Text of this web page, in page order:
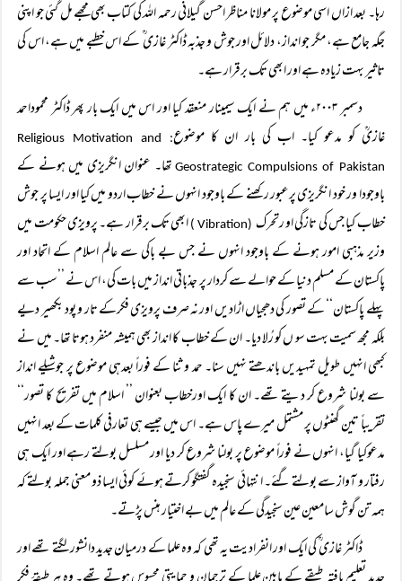
رہا۔ بعد ازاں اسی موضوع پر مولانا مناظر احسن گیلانی رحمہ اللہ کی کتاب بھی مجھے مل گئی جو اپنی
جگہ جامع ہے، مگر جو انداز، دلائل اور جوش و جذبہ ڈاکٹر غازی ؒ کے اس خطبے میں ہے، اس کی
تاثیر بہت زیادہ ہے اور ابھی تک برقرار ہے۔
دسمبر ۲۰۰۳ء میں ہم نے ایک سیمینار منعقد کیا اور اس میں ایک بار پھر ڈاکٹر محموداحمد
غازیؒ کو مدعو کیا۔ اب کی بار ان کا موضوع
: Religious Motivation and
Geostrategic Compulsions of Pakistanتھا۔ عنوان انگریزی میں ہونے کے
باوجودا ور خود انگریزی پرعبور رکھنے کے باوجود انہوں نے خطاب اردو میں کیا اور ایسا پر جوش
خطاب کیا جس کی تازگی او رتحرک (Vibration )
ابھی تک برقرار ہے۔ پرویزی حکومت میں
وزیر مذہبی امور ہونے کے باوجود انہوں نے جس بے باکی سے عالم اسلام کے اتحاد اور
پاکستان کے مسلم دنیا کے حوالے سے کردار پر جذباتی انداز میں بات کی، اس نے ’’سب سے
پہلے پاکستان‘‘ کے تصور کی دھجیاں اڑادیں اور نہ صرف پرویزی فکرکے تار و پود بکھیر دیے
بلکہ مجھ سمیت بہت سو ں کو رُلا دیا۔ ان کے خطاب کا انداز بھی ہمیشہ منفرد ہوتا تھا۔ میں نے
کبھی انہیں طویل تمہیدیں باندھتے نہیں سنا۔ حمد و ثنا کے فوراً بعدہی موضوع پر جوشیلے انداز
سے بولنا شروع کر دیتے تھے۔ ان کا ایک اورخطاب بعنوان ’’ اسلام میں تفریح کا تصور‘‘
تقریباً تین گھنٹوں پر مشتمل میرے پاس ہے۔ اس میں جیسے ہی تعارفی کلمات کے بعد انہیں
مدعوکیا گیا، انہوں نے فوراً موضوع پر بولنا شروع کر دیا اور مسلسل بولتے رہے اور ایک ہی
رفتار و آواز سے بولتے گئے۔ انتہائی سنجیدہ گفتگو کرتے ہوئے کوئی ایسا ذو معنی جملہ بولتے کہ
ہمہ تن گوش سامعین عین سنجیدگی کے عالم میں بے اختیار ہنس پڑتے۔
ڈاکٹر غازی ؒ کی ایک اور انفرادیت یہ تھی کہ وہ علما کے درمیان جدید دانشور لگتے تھے اور